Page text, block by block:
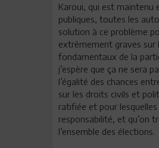
Karoui, qui est maintenu
publiques, toutes les
solution à ce problème
extrêmement graves sur
fondamentaux de la
j’espère que ça ne sera
l’égalité des chances
sur les droits civils et
ratifiée et pour
responsabilité, et qu’on
l’ensemble des élections.